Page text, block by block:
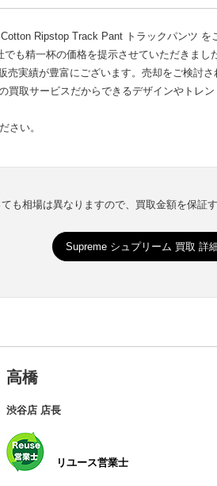
Ripstop Track Pant トラックパンツ を
も精一杯の価格を提示させていただきまし
実績が豊富にございます。売却をご検討さ
取サービスだからできるデザインやトレ
さい。
相場は異なりますので、買取金額を保証
Supreme シュプリーム 買取 詳
高橋
渋谷店 店長
リユース営業士